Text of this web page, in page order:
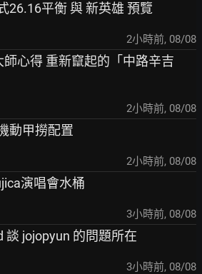
26.16平衡 與 新英雄 預覽
2小時前, 08/08
師心得 重新竄起的「中路辛吉
2小時前, 08/08
動甲撈配置
2小時前, 08/08
演唱會水桶
3小時前, 08/08
談 jojopyun 的問題所在
3小時前, 08/08